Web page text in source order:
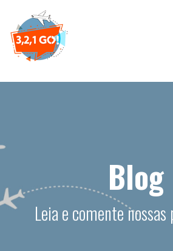
Blog
Leia e comente nossas